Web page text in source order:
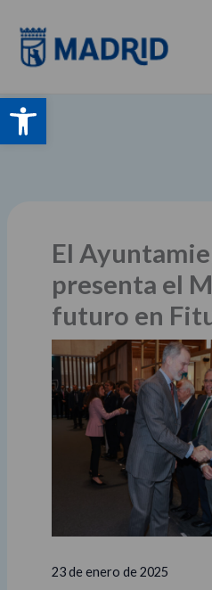
Abrir barra de
contenido
El
presenta el
futuro en
23 de enero de 2025